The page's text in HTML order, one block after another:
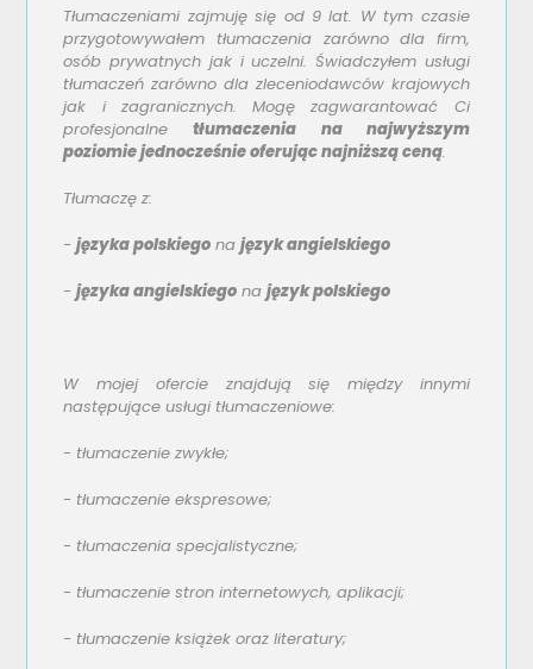
Tłumaczeniami zajmuję się od 9 lat. W tym czasie
przygotowywałem tłumaczenia zarówno dla firm,
osób prywatnych jak i uczelni. Świadczyłem usługi
tłumaczeń zarówno dla zleceniodawców krajowych
jak i zagranicznych. Mogę zagwarantować Ci
profesjonalnetłumaczenia na najwyższym
poziomie jednocześnie oferując najniższą ceną.
Tłumaczę z:
-języka polskiego najęzyk angielskiego
-języka angielskiego najęzyk polskiego
W mojej ofercie znajdują się między innymi
następujące usługi tłumaczeniowe:
- tłumaczenie zwykłe;
- tłumaczenie ekspresowe;
- tłumaczenia specjalistyczne;
- tłumaczenie stron internetowych, aplikacji;
- tłumaczenie książek oraz literatury;